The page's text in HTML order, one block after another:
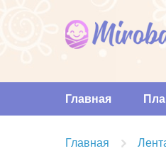
Главная
Главная